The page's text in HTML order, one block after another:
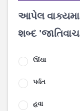
આપેલ
શબ્દ
ઊંચા
પર્વત
હવા